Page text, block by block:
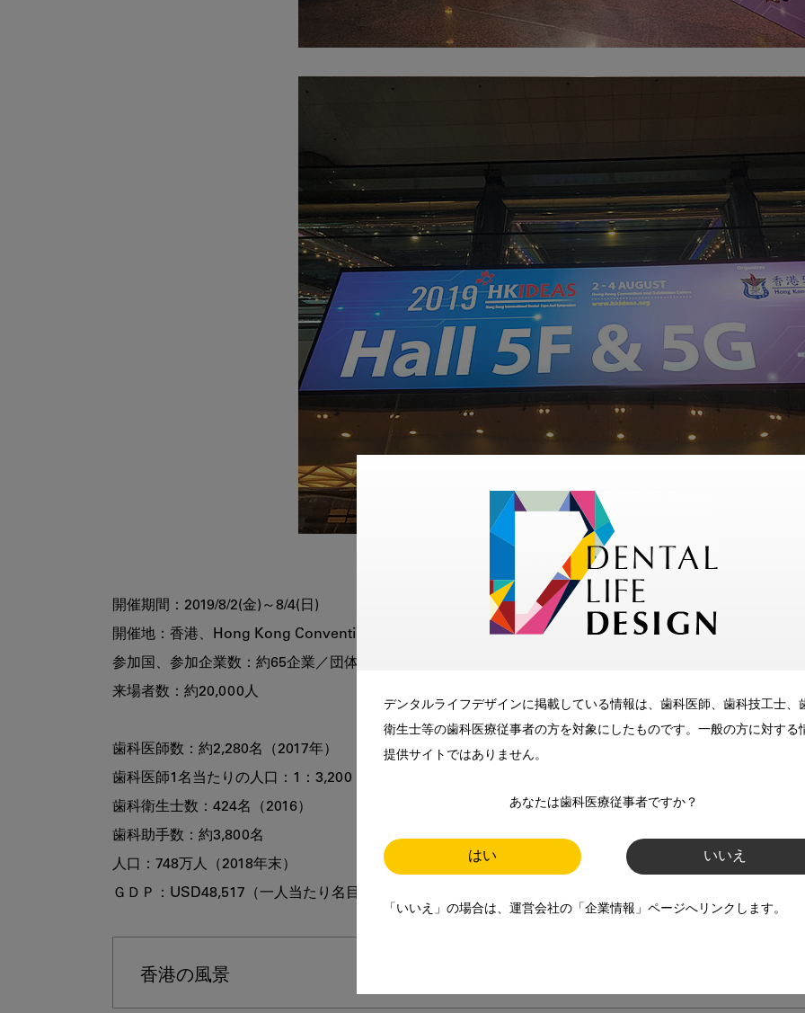
デンタルライフデザインに掲載している情報は、歯科医師、歯科技工士、
衛生士等の歯科医療従事者の方を対象にしたものです。一般の方に対する
提供サイトではありません。
あなたは歯科医療従事者ですか？
はい いいえ
「いいえ」の場合は、運営会社の「企業情報」ページへリンクします。
開催期間：2019/8/2(金)～8/4(日)
開催地：香港、Hong Kong Convention and Exhibition Centre（HKCEC）
参加国、参加企業数：約65企業／団体
来場者数：約20,000人
歯科医師数：約2,280名（2017年）
歯科医師1名当たりの人口：1：3,200
歯科衛生士数：424名（2016）
歯科助手数：約3,800名
人口：748万人（2018年末）
ＧＤＰ：USD48,517（一人当たり名目）（名目総額USD3,630億）
香港の風景